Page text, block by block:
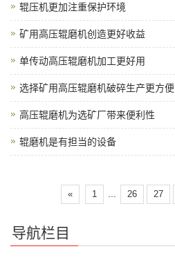
辊压机更加注重保护环境
矿用高压辊磨机创造更好收益
单传动高压辊磨机加工更好用
选择矿用高压辊磨机破碎生产更方便
高压辊磨机为选矿厂带来便利性
辊磨机是有担当的设备
« 1 26 27
导航栏目